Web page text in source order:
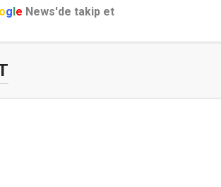
ogle News'de takip et